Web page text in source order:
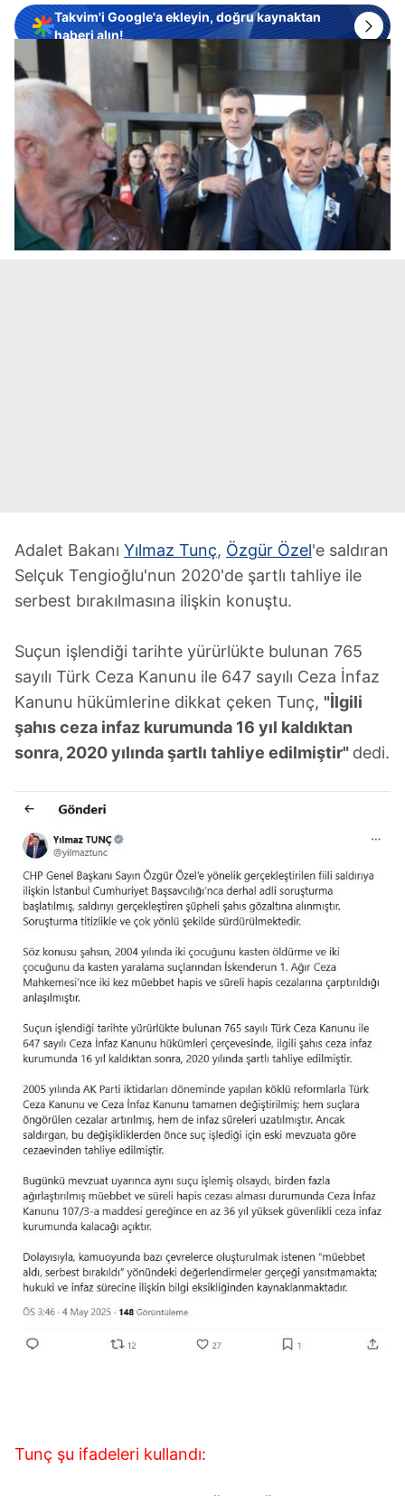
Takvim'i Google'a ekleyin, doğru kaynaktan
haberi alın!
Adalet Bakanı Yılmaz Tunç, Özgür Özel'e saldıran
Selçuk Tengioğlu'nun 2020'de şartlı tahliye ile
serbest bırakılmasına ilişkin konuştu.
Suçun işlendiği tarihte yürürlükte bulunan 765
sayılı Türk Ceza Kanunu ile 647 sayılı Ceza İnfaz
Kanunu hükümlerine dikkat çeken Tunç, "İlgili
şahıs ceza infaz kurumunda 16 yıl kaldıktan
sonra, 2020 yılında şartlı tahliye edilmiştir" dedi.
Tunç şu ifadeleri kullandı: